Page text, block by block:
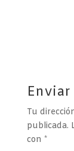
Tu
publicada.
con *